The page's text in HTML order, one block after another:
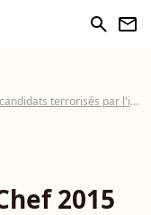
search newsletter
par l'intransigeant Yannick Alléno !
2015